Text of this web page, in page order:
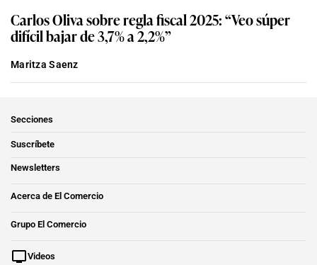
Carlos Oliva sobre regla fiscal 2025: “Veo súper
difícil bajar de 3,7% a 2,2%”
Maritza Saenz
Secciones
Suscríbete
Newsletters
Acerca de El Comercio
Grupo El Comercio
Videos